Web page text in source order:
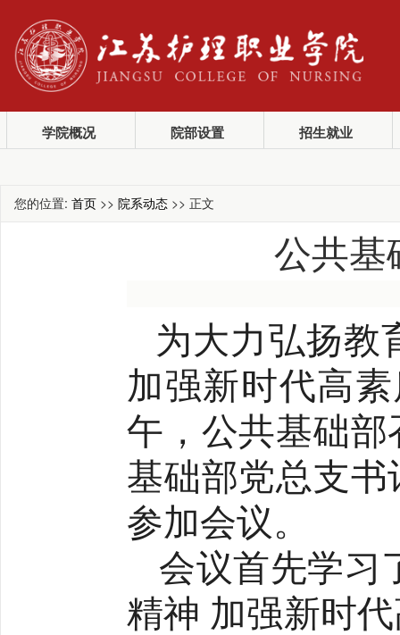
学院概况 院部设置 招生就业
您的位置: 首页 >> 院系动态 >> 正文
公共基
为大力弘扬教
加强新时代高
午，公共基础
基础部党总支
参加会议。
会议首先学习
精神 加强新时